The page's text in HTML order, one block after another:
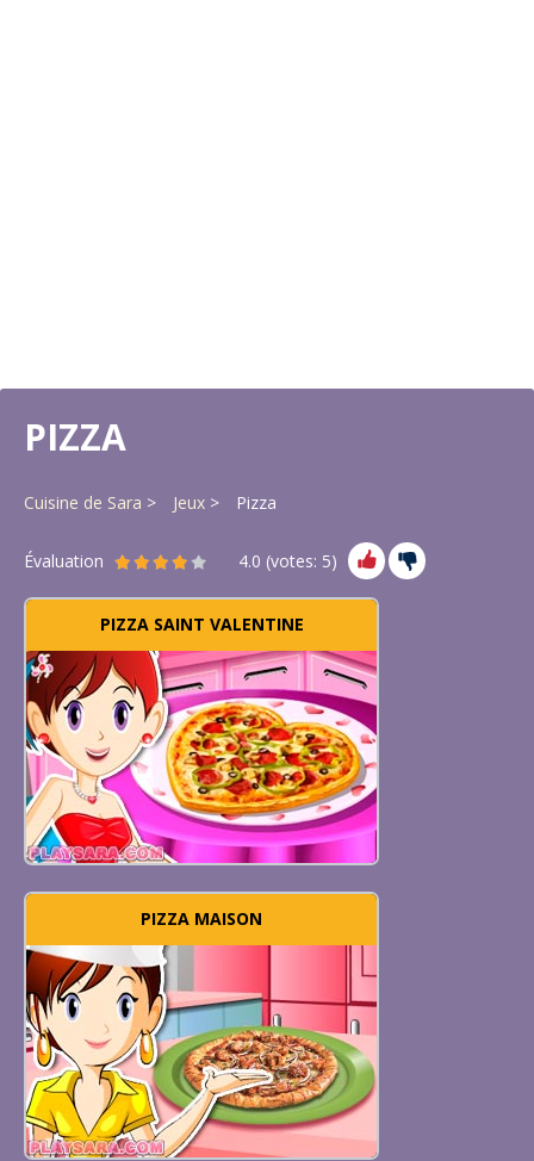
PIZZA
Cuisine de Sara Jeux Pizza
Évaluation 4.0 (votes: 5)
PIZZA SAINT VALENTINE
PIZZA MAISON